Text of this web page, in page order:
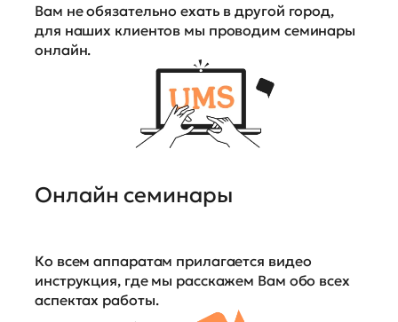
Вам не обязательно ехать в другой город,
для наших клиентов мы проводим семинары
онлайн.
Онлайн семинары
Ко всем аппаратам прилагается видео
инструкция, где мы расскажем Вам обо всех
аспектах работы.